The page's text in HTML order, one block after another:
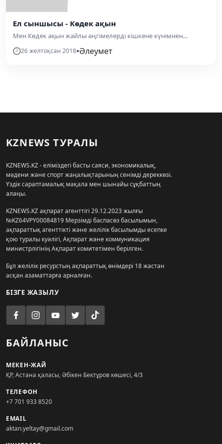
Ел сыншысы - Көдек ақын
Мен Көдек ақын жайлы әңгімелерді кішкене күнімнен...
26 желтоқсан 2018•Әлеумет
KZNEWS ТУРАЛЫ
KZNEWS.KZ - еліміздегі басты саяси, экономикалық,
мәдени және спорт жаңалықтарының сенімді дереккөзі.
Үздік сараптамалық мақала мен шынайы сұқбаттың
алаңы.
KZNEWS.KZ ақпарат агенттігі 29.12.2023 жылғы
№KZ64VPY00084819 Мерзімді баспасөз басылымын,
ақпараттық агенттікті және желілік басылымды есепке
қою туралы куәлігі, Ақпарат және коммуникация
министрлігінің Ақпарат комитетімен берілген.
Бұл желілік ресурстың ақпараттық өнімдері 18 жастан
асқан азаматтарға арналған.
БІЗГЕ ЖАЗЫЛУ
БАЙЛАНЫС
МЕКЕН-ЖАЙ
ҚР, Астана қаласы, Әбікен Бектұров көшесі, 4/3
ТЕЛЕФОН
+7 701 933 8520
EMAIL
aktan.yeltay@gmail.com